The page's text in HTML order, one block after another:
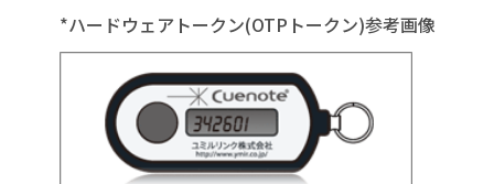
*ハードウェアトークン(OTPトークン)参考画像